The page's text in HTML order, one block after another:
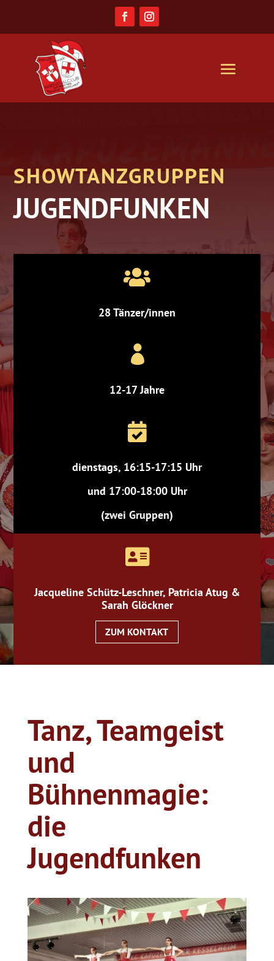
SHOWTANZGRUPPEN
JUGENDFUNKEN

28 Tänzer/innen

12-17 Jahre

dienstags, 16:15-17:15 Uhr
und 17:00-18:00 Uhr
(zwei Gruppen)

Jacqueline Schütz-Leschner, Patricia Atug &
Sarah Glöckner
ZUM KONTAKT
Tanz, Teamgeist
und
Bühnenmagie:
die
Jugendfunken